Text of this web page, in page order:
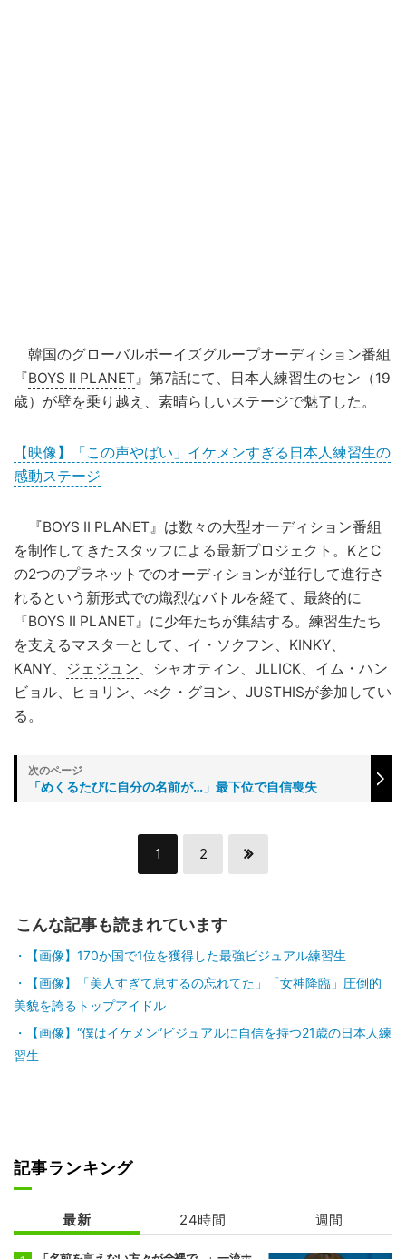
韓国のグローバルボーイズグループオーディション番組
『BOYS II PLANET 』第7話にて、日本人練習生のセン（19
歳）が壁を乗り越え、素晴らしいステージで魅了した。
【映像】「この声やばい」イケメンすぎる日本人練習生の
感動ステージ
『BOYS II PLANET』は数々の大型オーディション番組
を制作してきたスタッフによる最新プロジェクト。KとC
の2つのプラネットでのオーディションが並行して進行さ
れるという新形式での熾烈なバトルを経て、最終的に
『BOYS II PLANET』に少年たちが集結する。練習生たち
を支えるマスターとして、イ・ソクフン、KINKY、
KANY、
ジェジュン 、シャオティン、JLLICK、イム・ハン
ビョル、ヒョリン、べク・グヨン、JUSTHISが参加してい
る。
「めくるたびに自分の名前が…」最下位で自信喪失
1 2
こんな記事も読まれています
【画像】170か国で1位を獲得した最強ビジュアル練習生
【画像】「美人すぎて息するの忘れてた」「女神降臨」圧倒的
美貌を誇るトップアイドル
【画像】“僕はイケメン”ビジュアルに自信を持つ21歳の日本人練
習生
記事ランキング
最新 24時間 週間